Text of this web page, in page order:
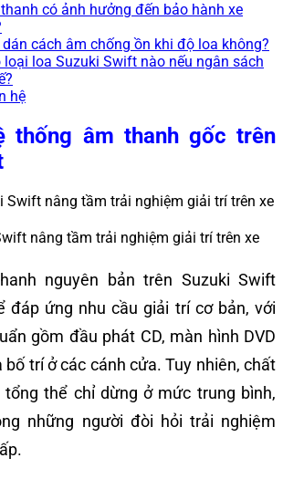
có ảnh hưởng đến bảo hành xe
dán cách âm chống ồn khi độ loa không?
loại loa Suzuki Swift nào nếu ngân sách
hệ
thống âm thanh gốc trên
nâng tầm trải nghiệm giải trí trên xe
nguyên bản trên Suzuki Swift
đáp ứng nhu cầu giải trí cơ bản, với
gồm đầu phát CD, màn hình DVD
trí ở các cánh cửa. Tuy nhiên, chất
tổng thể chỉ dừng ở mức trung bình,
những người đòi hỏi trải nghiệm